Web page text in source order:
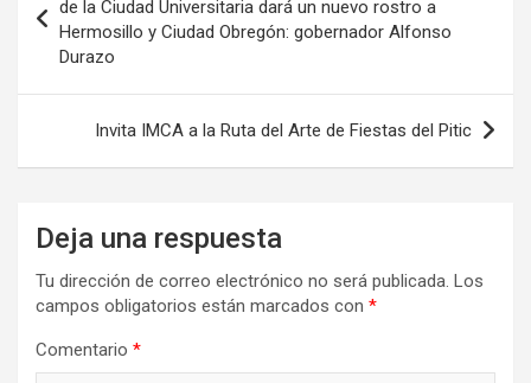
entradas
de la Ciudad Universitaria dará un nuevo rostro a
Hermosillo y Ciudad Obregón: gobernador Alfonso
Durazo
Invita IMCA a la Ruta del Arte de Fiestas del Pitic
Deja una respuesta
Tu dirección de correo electrónico no será publicada. Los
campos obligatorios están marcados con *
Comentario *